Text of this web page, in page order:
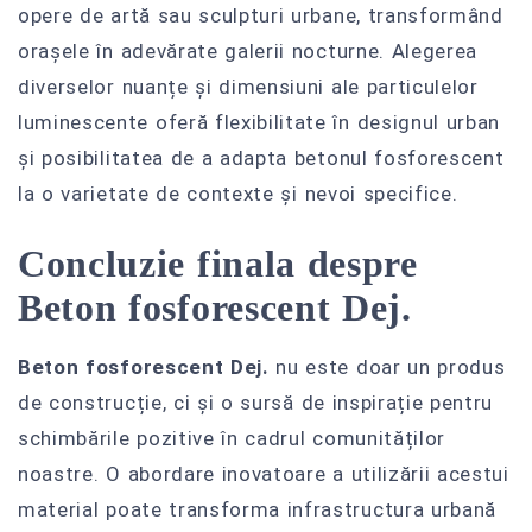
opere de artă sau sculpturi urbane, transformând
orașele în adevărate galerii nocturne. Alegerea
diverselor nuanțe și dimensiuni ale particulelor
luminescente oferă flexibilitate în designul urban
și posibilitatea de a adapta betonul fosforescent
la o varietate de contexte și nevoi specifice.
Concluzie finala despre
Beton fosforescent Dej.
Beton fosforescent Dej. nu este doar un produs
de construcție, ci și o sursă de inspirație pentru
schimbările pozitive în cadrul comunităților
noastre. O abordare inovatoare a utilizării acestui
material poate transforma infrastructura urbană